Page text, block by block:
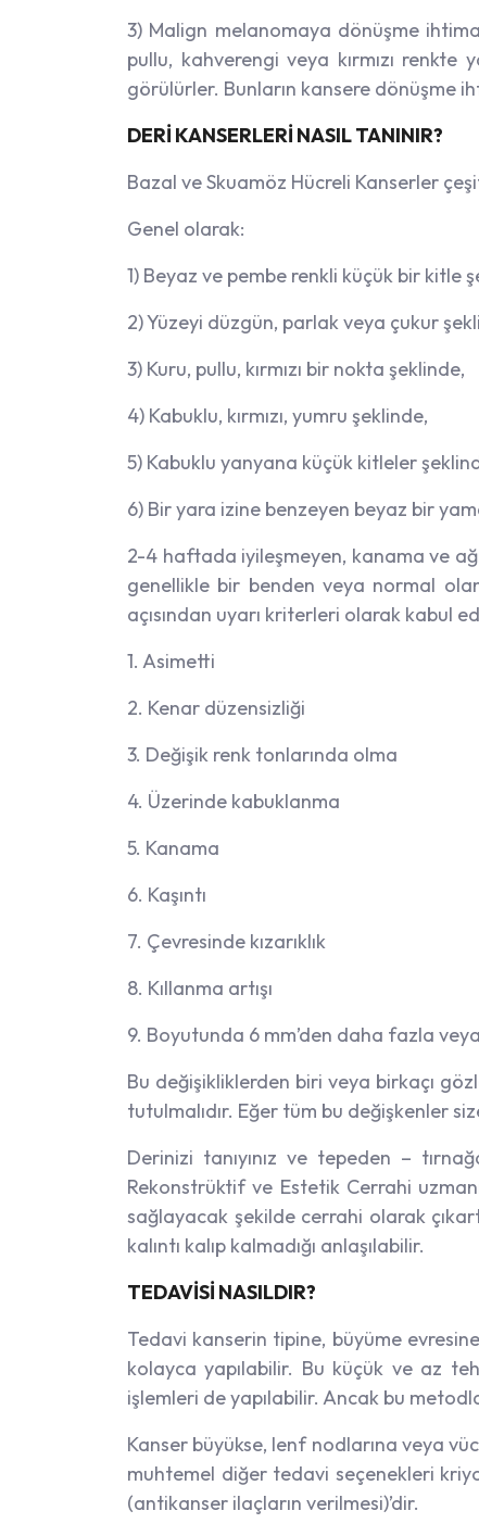
3) Malign melanomaya dönüşme
pullu, kahverengi veya kırmızı
görülürler. Bunların kansere dönüşme
DERİ KANSERLERİ NASIL TANINIR?
Bazal ve Skuamöz Hücreli Kanserler
Genel olarak:
1) Beyaz ve pembe renkli küçük bir kitle
2) Yüzeyi düzgün, parlak veya çukur
3) Kuru, pullu, kırmızı bir nokta şeklinde,
4) Kabuklu, kırmızı, yumru şeklinde,
5) Kabuklu yanyana küçük kitleler
6) Bir yara izine benzeyen beyaz bir
2-4 haftada iyileşmeyen, kanama ve
genellikle bir benden veya normal
açısından uyarı kriterleri olarak kabul
1. Asimetti
2. Kenar düzensizliği
3. Değişik renk tonlarında olma
4. Üzerinde kabuklanma
5. Kanama
6. Kaşıntı
7. Çevresinde kızarıklık
8. Kıllanma artışı
9. Boyutunda 6 mm’den daha fazla
Bu değişikliklerden biri veya birkaçı
tutulmalıdır. Eğer tüm bu değişkenler
Derinizi tanıyınız ve tepeden –
Rekonstrüktif ve Estetik Cerrahi
sağlayacak şekilde cerrahi olarak
kalıntı kalıp kalmadığı anlaşılabilir.
TEDAVİSİ NASILDIR?
Tedavi kanserin tipine, büyüme
kolayca yapılabilir. Bu küçük ve az
işlemleri de yapılabilir. Ancak bu
Kanser büyükse, lenf nodlarına veya
muhtemel diğer tedavi seçenekleri
(antikanser ilaçların verilmesi)’dir.